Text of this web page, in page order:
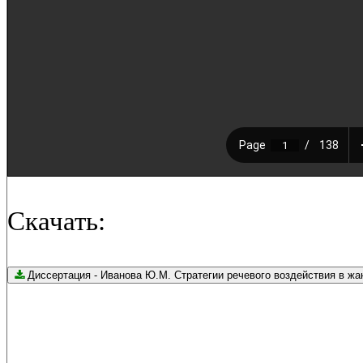
Скачать:
Диссертация - Иванова Ю.М. Стратегии речевого воздействия в